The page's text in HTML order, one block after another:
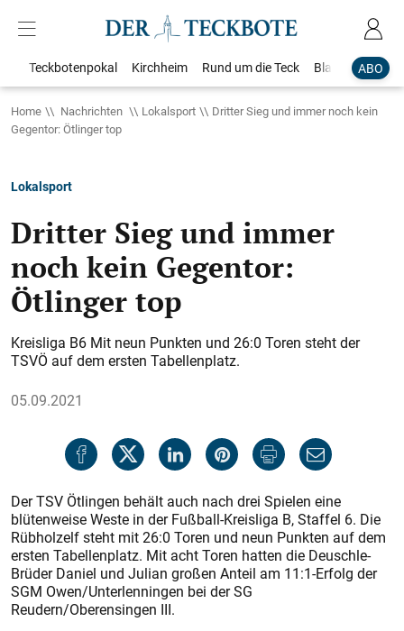
ABO
Teckbotenpokal Kirchheim Rund um die Teck Blaulicht
Home Nachrichten Lokalsport
Dritter Sieg und immer noch kein
Gegentor: Ötlinger top
Lokalsport
Dritter Sieg und immer
noch kein Gegentor:
Ötlinger top
Kreisliga B6 Mit neun Punkten und 26:0 Toren steht der
TSVÖ auf dem ersten Tabellenplatz.
05.09.2021
Der TSV Ötlingen behält auch nach drei Spielen eine
blütenweise Weste in der Fußball-Kreisliga B, Staffel 6. Die
Rübholzelf steht mit 26:0 Toren und neun Punkten auf dem
ersten Tabellenplatz. Mit acht Toren hatten die Deuschle-
Brüder Daniel und Julian großen Anteil am 11:1-Erfolg der
SGM Owen/Unterlenningen bei der SG
Reudern/Oberensingen III.